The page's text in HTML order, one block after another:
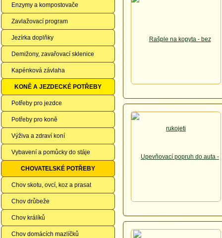
Enzymy a kompostovače
Zavlažovací program
Jezírka doplňky
Demižony, zavařovací sklenice
Kapénková závlaha
KONĚ A JEZDECKÉ POTŘEBY
Potřeby pro jezdce
Potřeby pro koně
Výživa a zdraví koní
Vybavení a pomůcky do stáje
CHOVATELSKÉ POTŘEBY
Chov skotu, ovcí, koz a prasat
Chov drůbeže
Chov králíků
Chov domácích mazlíčků